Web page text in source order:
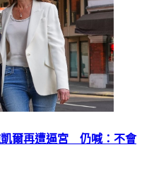
凱爾再遭逼宮 仍喊：不會